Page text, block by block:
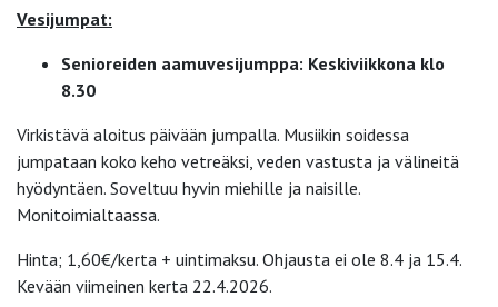
Vesijumpat:
Senioreiden aamuvesijumppa: Keskiviikkona klo
8.30
Virkistävä aloitus päivään jumpalla. Musiikin soidessa
jumpataan koko keho vetreäksi, veden vastusta ja välineitä
hyödyntäen. Soveltuu hyvin miehille ja naisille.
Monitoimialtaassa.
Hinta; 1,60€/kerta + uintimaksu. Ohjausta ei ole 8.4 ja 15.4.
Kevään viimeinen kerta 22.4.2026.